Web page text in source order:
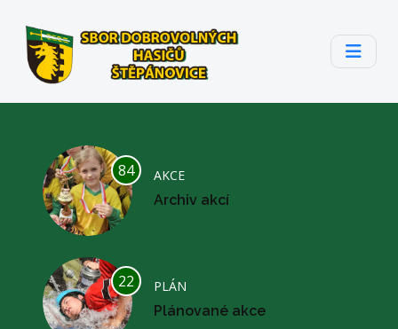
84
AKCE
Archiv akcí
22
PLÁN
Plánované akce